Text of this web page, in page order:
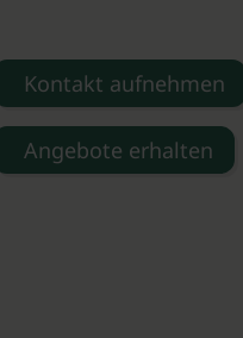
Kontakt aufnehmen
Angebote erhalten